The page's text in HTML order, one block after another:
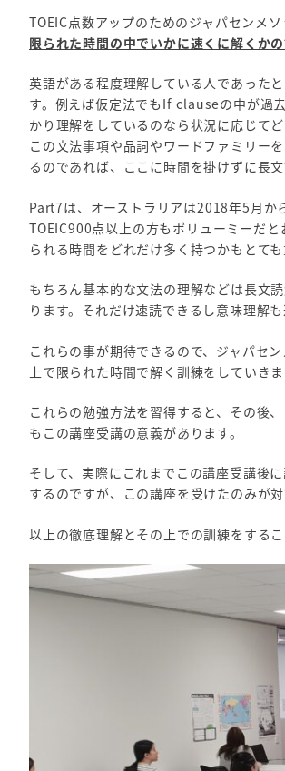
TOEIC点数アップのためのジャパセンメ
限られた時間の中でいかに速くに解くか
英語がある程度理解している人であった
す。例えば仮定法でもIf clauseの中が過
かり理解をしているのなら状況に応じて
この文法事項や品詞やワードファミリー
るのであれば、ここに時間を掛けずに長
Part7は、オーストラリアは2018年5月か
TOEIC900点以上の方もボリューミーだ
られる時間をどれだけ多く持つかもとて
もちろん基本的な文法の理解などは長文
ります。それだけ速読できるし意味理解も
これらの事が期待できるので、ジャパセ
上で限られた時間で解く訓練をしていきま
これらの勉強方法を習得すると、その後
もこの講座受講の意義があります。
そして、実際にこれまでこの講座受講後
するのですが、この講座を受けたのみが
以上の徹底理解とその上での訓練をする